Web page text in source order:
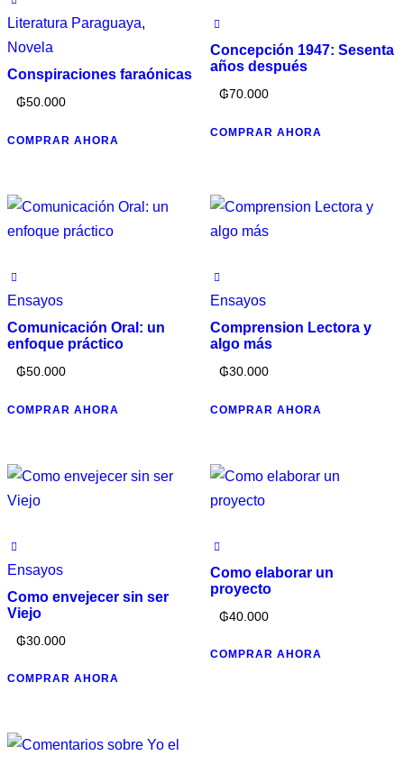
Literatura Paraguaya,
Novela
Conspiraciones faraónicas
₲50.000
COMPRAR AHORA
Concepción 1947: Sesenta
años después
₲70.000
COMPRAR AHORA
Ensayos
Comunicación Oral: un
enfoque práctico
₲50.000
COMPRAR AHORA
Ensayos
Comprension Lectora y
algo más
₲30.000
COMPRAR AHORA
Ensayos
Como envejecer sin ser
Viejo
₲30.000
COMPRAR AHORA
Como elaborar un
proyecto
₲40.000
COMPRAR AHORA